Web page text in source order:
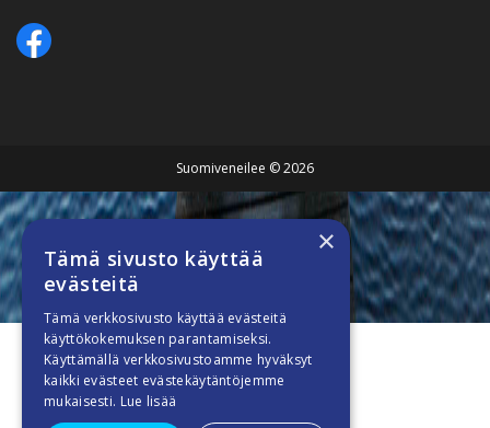
Suomiveneilee © 2026
×
Tämä sivusto käyttää
evästeitä
Tämä verkkosivusto käyttää evästeitä
käyttökokemuksen parantamiseksi.
Käyttämällä verkkosivustoamme hyväksyt
kaikki evästeet evästekäytäntöjemme
mukaisesti. Lue lisää